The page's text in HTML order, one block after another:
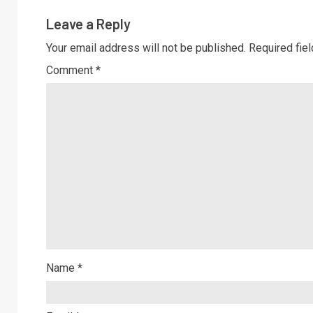
Leave a Reply
Your email address will not be published. Required
Comment *
Name *